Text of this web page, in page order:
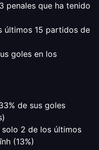
penales que ha tenido
últimos 15 partidos de
goles en los
de sus goles
2 de los últimos
(13%)